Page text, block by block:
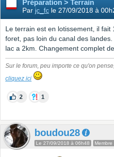
Préparation > Terrain
Par jc_fc le 27/09/2018 à
Le terrain est en lotissement, il
foret, pas loin du canal des
lac a 2km. Changement complet
Sur le forum, peu importe ce qu'on
cliquez ici
2 1
boudou28
Le 27/09/2018 à 06h48 Membre